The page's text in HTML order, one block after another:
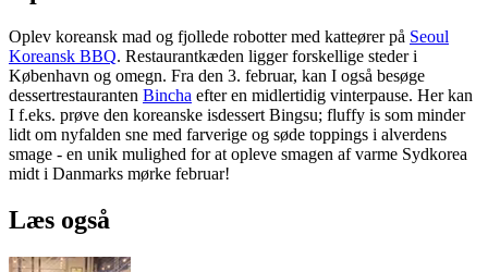
Oplev koreansk mad og fjollede robotter med katteører på Seoul
Koreansk BBQ. Restaurantkæden ligger forskellige steder i
København og omegn. Fra den 3. februar, kan I også besøge
dessertrestauranten Bincha efter en midlertidig vinterpause. Her kan
I f.eks. prøve den koreanske isdessert Bingsu; fluffy is som minder
lidt om nyfalden sne med farverige og søde toppings i alverdens
smage - en unik mulighed for at opleve smagen af varme Sydkorea
midt i Danmarks mørke februar!
Læs også